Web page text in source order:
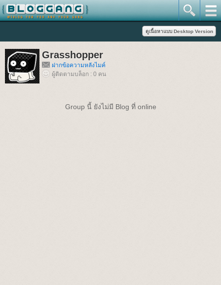
Grasshopper
ฝากข้อความหลังไมค์
ผู้ติดตามบล็อก : 0 คน
Group นี้ ยังไม่มี Blog ที่ online